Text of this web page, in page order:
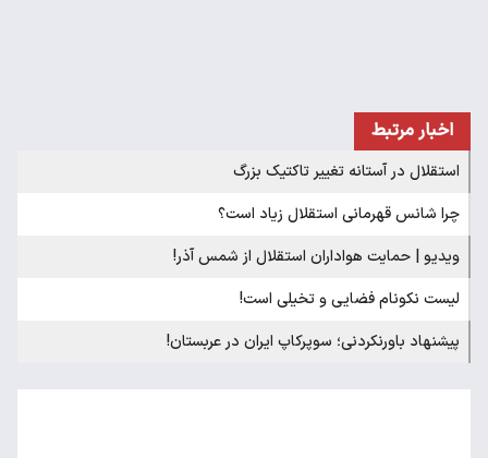
اخبار مرتبط
استقلال در آستانه تغییر تاکتیک بزرگ
چرا شانس قهرمانی استقلال زیاد است؟
ویدیو | حمایت هواداران استقلال از شمس آذر!
لیست نکونام فضایی و تخیلی است!
پیشنهاد باورنکردنی؛ سوپرکاپ ایران در عربستان!